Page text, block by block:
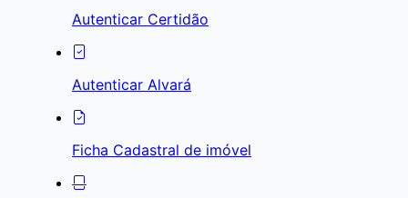
Autenticar Certidão
Autenticar Alvará
Ficha Cadastral de imóvel